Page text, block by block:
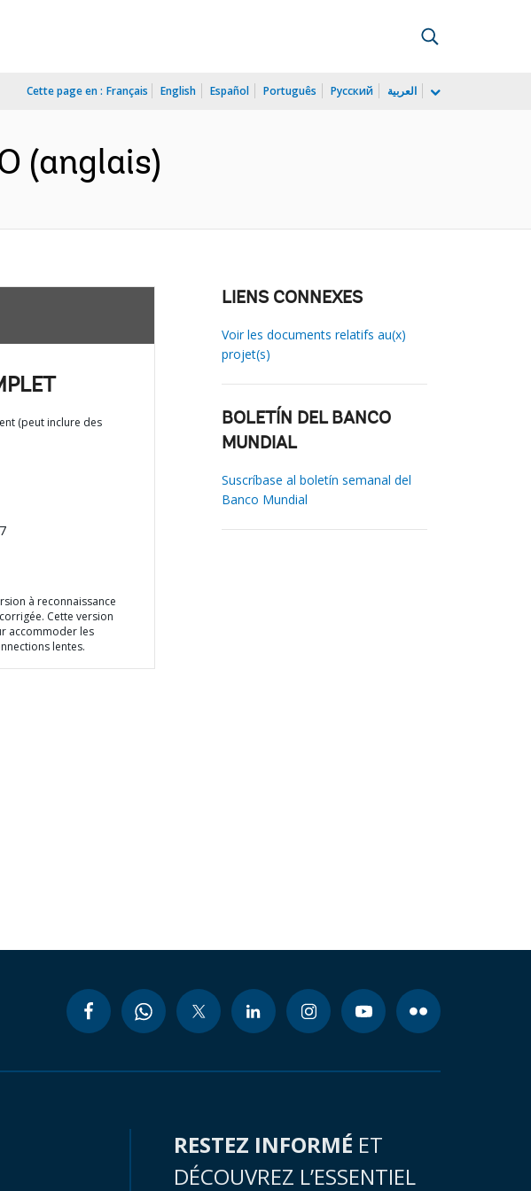
Cette page en : Français English Español Português Русский العربية
(anglais)
(peut inclure des
à reconnaissance
Cette version
accommoder les
lentes.
LIENS CONNEXES
Voir les documents relatifs au(x)
projet(s)
BOLETÍN DEL BANCO
MUNDIAL
Suscríbase al boletín semanal del
Banco Mundial
RESTEZ INFORMÉ ET
DÉCOUVREZ L’ESSENTIEL